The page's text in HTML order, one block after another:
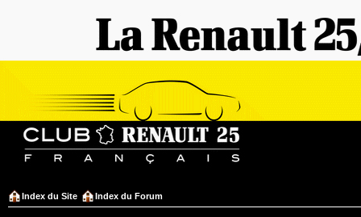
Index du Site Index du Forum